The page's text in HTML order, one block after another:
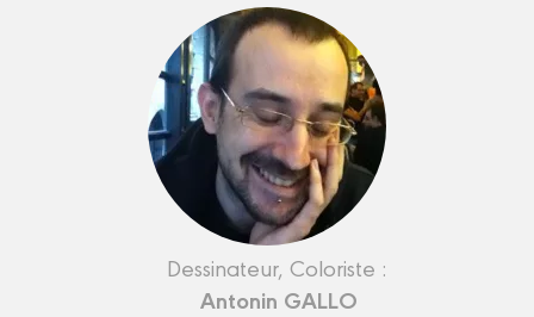
Dessinateur, Coloriste :
Antonin GALLO